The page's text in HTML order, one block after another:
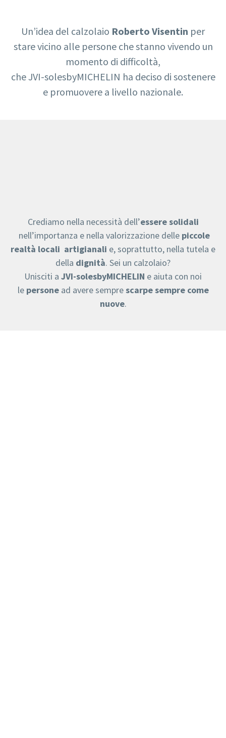
Un’idea del calzolaio Roberto Visentin per
stare vicino alle persone che stanno vivendo un
momento di difficoltà,
che JVI-solesbyMICHELIN ha deciso di sostenere
e promuovere a livello nazionale.
Crediamo nella necessità dell’essere solidali
nell’importanza e nella valorizzazione delle piccole
realtà locali artigianali e, soprattutto, nella tutela e
della dignità. Sei un calzolaio?
Unisciti a JVI-solesbyMICHELIN e aiuta con noi
le persone ad avere semprescarpe sempre come
nuove.